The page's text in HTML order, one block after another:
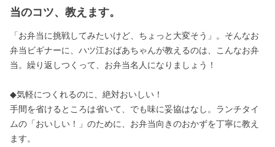
当のコツ、教えます。
「お弁当に挑戦してみたいけど、ちょっと大変そう」。そんなお
弁当ビギナーに、ハツ江おばあちゃんが教えるのは、こんなお弁
当。繰り返しつくって、お弁当名人になりましょう！
◆気軽につくれるのに、絶対おいしい！
手間を省けるところは省いて、でも味に妥協はなし。ランチタイ
ムの「おいしい！」のために、お弁当向きのおかずを丁寧に教え
ます。